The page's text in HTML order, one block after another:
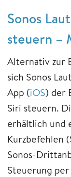
​​​​​​​Sonos
steuern –
Alternativ zur
sich Sonos
App (iOS) der
Siri steuern.
erhältlich und
Kurzbefehlen
Sonos-
Steuerung per